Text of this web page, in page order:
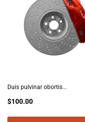
Duis pulvinar obortis...
$100.00